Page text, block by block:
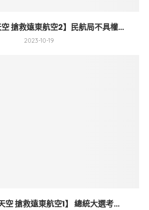
空 搶救遠東航空2】民航局不具權...
2023-10-19
空 搶救遠東航空1】 總統大選考...